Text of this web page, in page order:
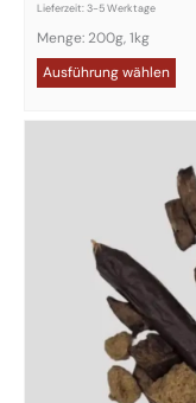
Lieferzeit:3-5 Werktage
Menge: 200g, 1kg
Ausführung wählen